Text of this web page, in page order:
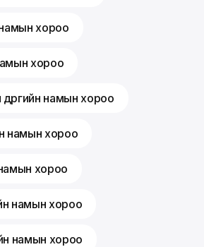
намын хороо
хороо
намын хороо
намын хороо
намын хороо
намын хороо
намын хороо